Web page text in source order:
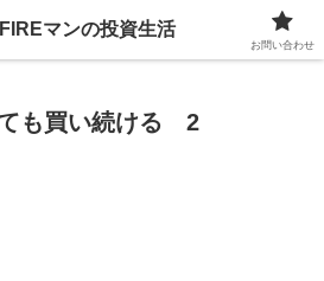
号資産、株式、等々への投資について
も買い続ける 2
マンの投資生活
お問い合わせ